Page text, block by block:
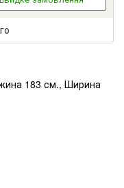
183 см., Ширина